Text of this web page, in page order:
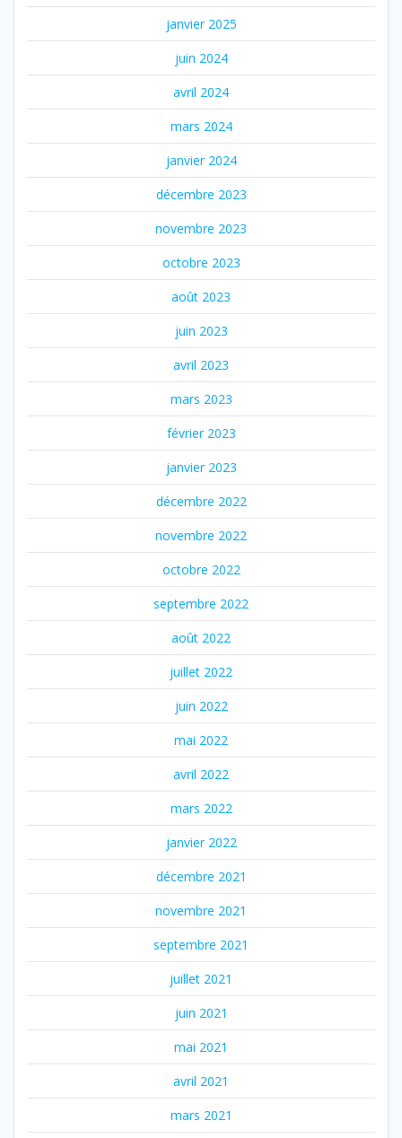
janvier 2025
juin 2024
avril 2024
mars 2024
janvier 2024
décembre 2023
novembre 2023
octobre 2023
août 2023
juin 2023
avril 2023
mars 2023
février 2023
janvier 2023
décembre 2022
novembre 2022
octobre 2022
septembre 2022
août 2022
juillet 2022
juin 2022
mai 2022
avril 2022
mars 2022
janvier 2022
décembre 2021
novembre 2021
septembre 2021
juillet 2021
juin 2021
mai 2021
avril 2021
mars 2021